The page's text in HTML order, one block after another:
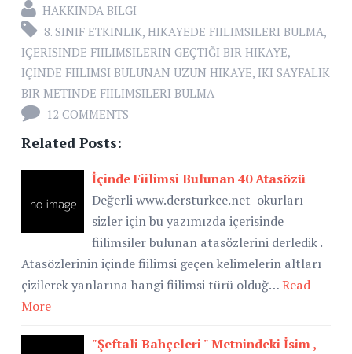
HAKKINDA BILGI
8. SINIF ETKINLIK, HIKAYEDE FIILIMSILERI BULMA,
IÇERISINDE FIILIMSILERIN GEÇTIĞI BIR HIKAYE,
IÇINDE FIILIMSI BULUNAN UZUN HIKAYE, IKI SAYFALIK
BIR METINDE FIILIMSILERI BULMA
12 COMMENTS
Related Posts:
İçinde Fiilimsi Bulunan 40 Atasözü
Değerli www.dersturkce.net okurları
sizler için bu yazımızda içerisinde
fiilimsiler bulunan atasözlerini derledik .
Atasözlerinin içinde fiilimsi geçen kelimelerin altları
çizilerek yanlarına hangi fiilimsi türü olduğ…Read
More
"Şeftali Bahçeleri " Metnindeki İsim ,